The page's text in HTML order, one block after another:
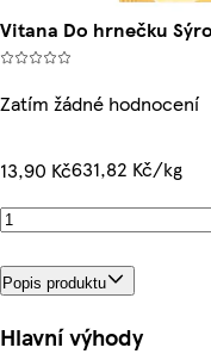
Vitana Do hrnečku
Zatím žádné hodnocení
13,90 Kč631,82 Kč/kg
Popis produktu
Hlavní výhody